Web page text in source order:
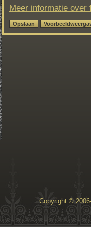
Meer informatie over
Copyright ©